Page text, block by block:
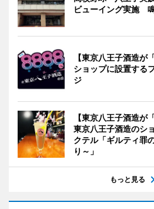
ビューイング実施
【東京八王子酒造が
ショップに設置する
ジ
【東京八王子酒造が
東京八王子酒造のシ
クテル「ギルティ罪
り～」
もっと見る